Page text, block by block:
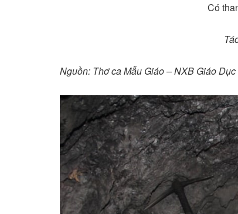
Có
Nguồn: Thơ ca Mẫu Giáo – NXB Giáo Dục